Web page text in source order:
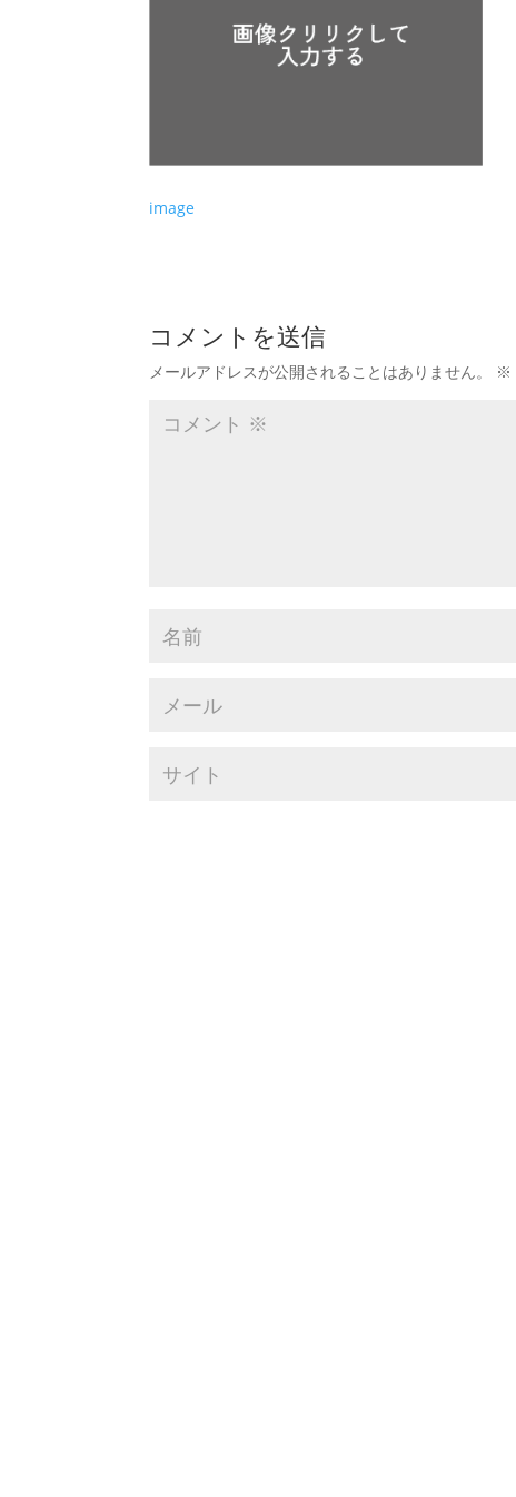
image
コメントを送信
メールアドレスが公開されることはありません。 ※